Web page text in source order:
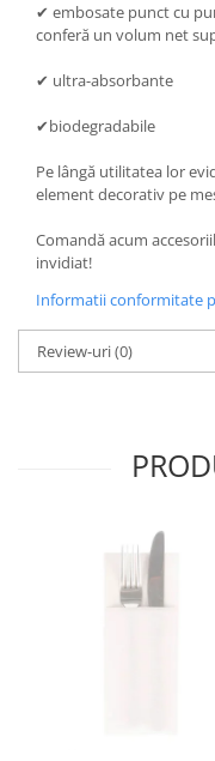
✔ embosate punct cu
conferă un volum net
✔ ultra-absorbante
✔biodegradabile
Pe lângă utilitatea lor
element decorativ pe
Comandă acum
invidiat!
Informatii conformitate
Review-uri(0)